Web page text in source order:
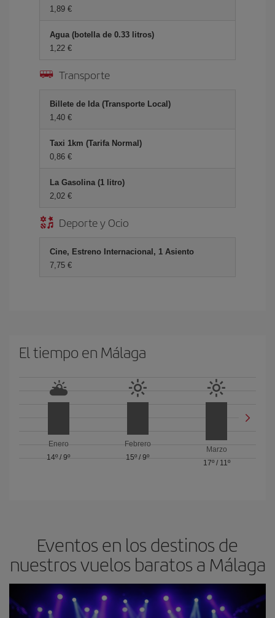
1,89 €
Agua (botella de 0.33 litros)
1,22 €
Transporte
Billete de Ida (Transporte Local)
1,40 €
Taxi 1km (Tarifa Normal)
0,86 €
La Gasolina (1 litro)
2,02 €
Deporte y Ocio
Cine, Estreno Internacional, 1 Asiento
7,75 €
El tiempo en Málaga
Enero
14º /9º
Febrero
15º / 9º
Marzo
17º/ 11º
Eventos en los destinos de
nuestros vuelos baratos a Málaga